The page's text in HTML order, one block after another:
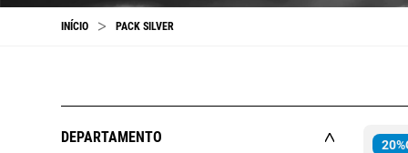
PACK SILVER
DEPARTAMENTO 20%